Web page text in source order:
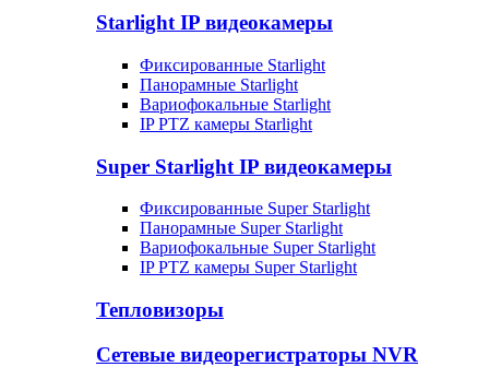
Starlight IP видеокамеры
Фиксированные Starlight
Панорамные Starlight
Вариофокальные Starlight
IP PTZ камеры Starlight
Super Starlight IP видеокамеры
Фиксированные Super Starlight
Панорамные Super Starlight
Вариофокальные Super Starlight
IP PTZ камеры Super Starlight
Тепловизоры
Сетевые видеорегистраторы NVR